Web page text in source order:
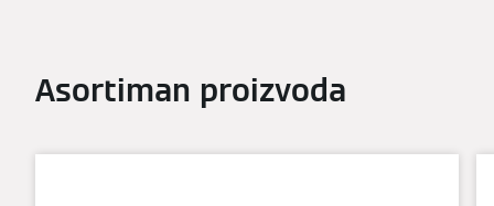
Asortiman proizvoda